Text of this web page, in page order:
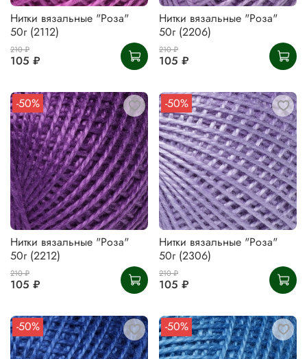
Нитки вязальные "Роза"
50г (2112)
210 ₽
105 ₽
Нитки вязальные "Роза"
50г (2206)
210 ₽
105 ₽
-50%
Нитки вязальные "Роза"
50г (2212)
210 ₽
105 ₽
-50%
Нитки вязальные "Роза"
50г (2306)
210 ₽
105 ₽
-50% -50%